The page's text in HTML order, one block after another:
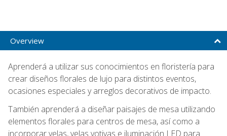
Overview
Aprenderá a utilizar sus conocimientos en floristería para
crear diseños florales de lujo para distintos eventos,
ocasiones especiales y arreglos decorativos de impacto.
También aprenderá a diseñar paisajes de mesa utilizando
elementos florales para centros de mesa, así como a
incorporar velas, velas votivas e iluminación LED para